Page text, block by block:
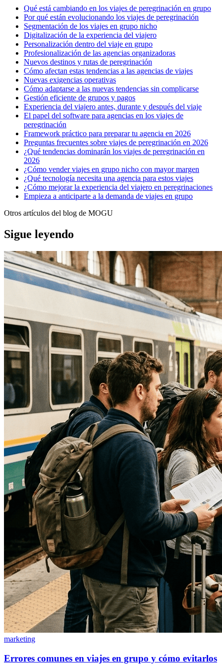
Qué está cambiando en los viajes de peregrinación en grupo
Por qué están evolucionando los viajes de peregrinación
Segmentación de los viajes en grupo nicho
Digitalización de la experiencia del viajero
Personalización dentro del viaje en grupo
Profesionalización de las agencias organizadoras
Nuevos destinos y rutas de peregrinación
Cómo afectan estas tendencias a las agencias de viajes
Nuevas exigencias operativas
Cómo adaptarse a las nuevas tendencias sin complicarse
Gestión eficiente de grupos y pagos
Experiencia del viajero antes, durante y después del viaje
El papel del software para agencias en los viajes de
peregrinación
Framework práctico para preparar tu agencia en 2026
Preguntas frecuentes sobre viajes de peregrinación en 2026
¿Qué tendencias dominarán los viajes de peregrinación en
2026
¿Cómo vender viajes en grupo nicho con mayor margen
¿Qué tecnología necesita una agencia para estos viajes
¿Cómo mejorar la experiencia del viajero en peregrinaciones
Empieza a anticiparte a la demanda de viajes en grupo
Otros artículos del blog de MOGU
Sigue leyendo
marketing
Errores comunes en viajes en grupo y cómo evitarlos